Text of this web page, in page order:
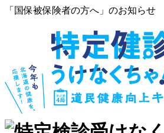
「国保被保険者の方へ」のお知らせ